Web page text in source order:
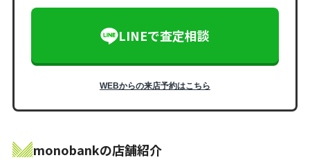
LINEで査定相談
WEBからの来店予約はこちら
monobankの店舗紹介